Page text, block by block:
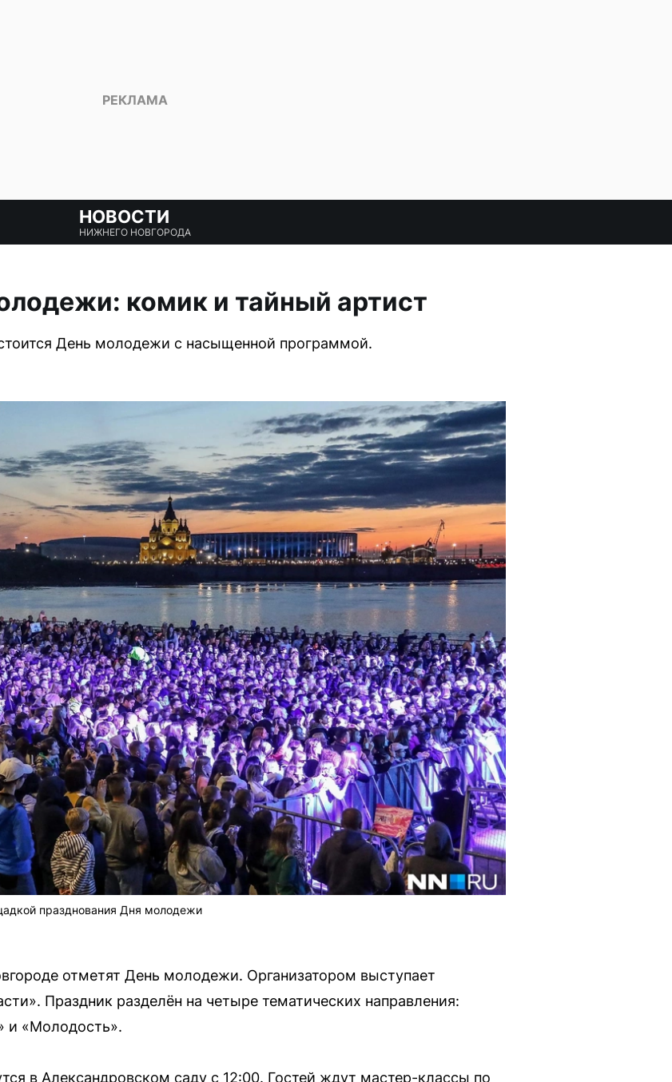
НОВОСТИ
НИЖНЕГО НОВГОРОДА
комик и тайный артист
День молодежи с насыщенной программой.
празднования Дня молодежи
отметят День молодежи. Организатором выступает
Праздник разделён на четыре тематических направления:
и «Молодость».
в Александровском саду с 12:00. Гостей ждут мастер-классы по